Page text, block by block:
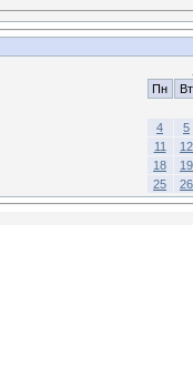
Пн
Вт
4
5
11
12
18
19
25
26